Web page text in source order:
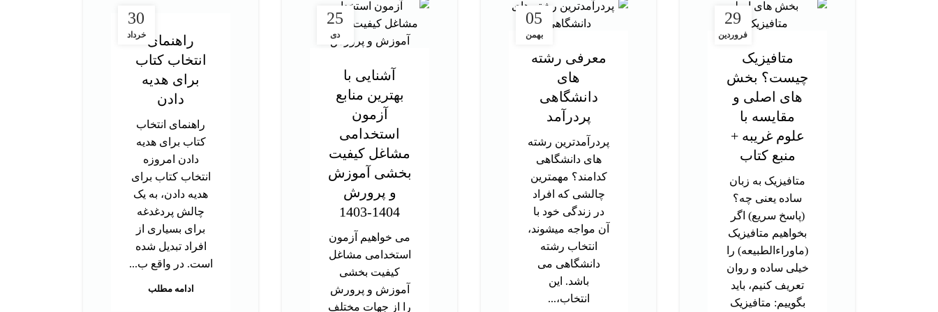
29
فروردین
متافیزیک
چیست؟ بخش
های اصلی و
مقایسه با
علوم غریبه +
منبع کتاب
متافیزیک به زبان
ساده یعنی چه؟
(پاسخ سریع) اگر
بخواهیم متافیزیک
(ماوراءالطبیعه) را
خیلی ساده و روان
تعریف کنیم، باید
بگوییم: متافیزیک
05
بهمن
معرفی رشته
های
دانشگاهی
پردرآمد
پردرآمدترین رشته
های دانشگاهی
کدامند؟ مهمترین
چالشی که افراد
در زندگی خود با
آن مواجه میشوند،
انتخاب رشته
دانشگاهی می
باشد. این
انتخاب،...
25
دی
آشنایی با
بهترین منابع
آزمون
استخدامی
مشاغل کیفیت
بخشی آموزش
و پرورش
1404-1403
می خواهیم آزمون
استخدامی مشاغل
کیفیت بخشی
آموزش و پرورش
را از جهات مختلف
30
خرداد
راهنمای
انتخاب کتاب
برای هدیه
دادن
راهنمای انتخاب
کتاب برای هدیه
دادن امروزه
انتخاب کتاب برای
هدیه دادن، به یک
چالش پردغدغه
برای بسیاری از
افراد تبدیل شده
است. در واقع ب...
ادامه مطلب